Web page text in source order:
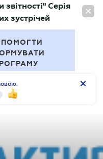
RU
Серія
зустрічей